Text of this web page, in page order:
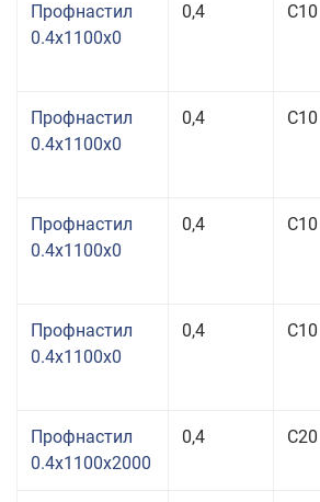
Профнастил
0.4x1100x0
0,4 С10
Профнастил
0.4x1100x0
0,4 С10
Профнастил
0.4x1100x0
0,4 С10
Профнастил
0.4x1100x0
0,4 С10
Профнастил
0.4x1100x2000
0,4 С20